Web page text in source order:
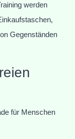
werden
Gegenständen
für Menschen